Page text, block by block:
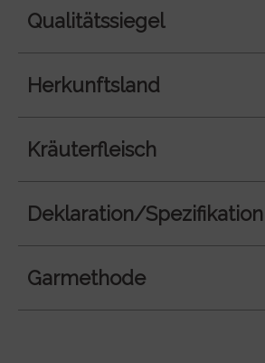
Qualitätssiegel
Herkunftsland
Kräuterfleisch
Deklaration/Spezifikation
Garmethode